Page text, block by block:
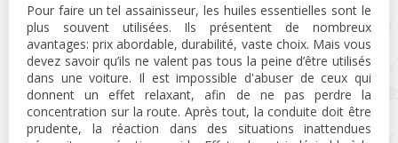
Pour faire un tel assainisseur, les huiles essentielles sont le
plus souvent utilisées. Ils présentent de nombreux
avantages: prix abordable, durabilité, vaste choix. Mais vous
devez savoir qu’ils ne valent pas tous la peine d’être utilisés
dans une voiture. Il est impossible d'abuser de ceux qui
donnent un effet relaxant, afin de ne pas perdre la
concentration sur la route. Après tout, la conduite doit être
prudente, la réaction dans des situations inattendues